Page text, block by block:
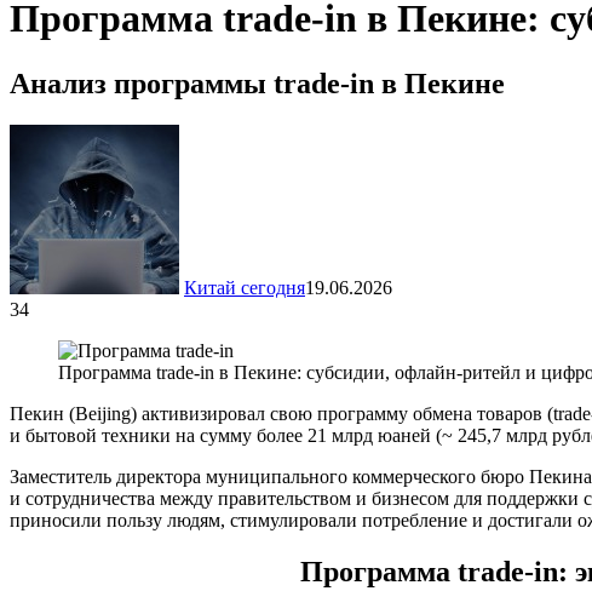
Программа trade-in в Пекине:
Анализ программы trade-in в Пекине
Китай сегодня19.06.2026
34
Программа trade-in в Пекине: субсидии, офлайн-ритейл и
Пекин (Beijing) активизировал свою программу обмена товаров
и бытовой техники на сумму более 21 млрд юаней (~ 245,7 млрд
Заместитель директора муниципального коммерческого бюро
и сотрудничества между правительством и бизнесом для
приносили пользу людям, стимулировали потребление и достигали
Программа trade-in: